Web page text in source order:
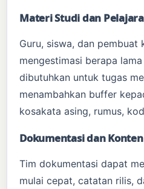
Materi Studi dan
Guru, siswa, dan pembuat
mengestimasi berapa
dibutuhkan untuk tugas
menambahkan buffer
kosakata asing, rumus,
Dokumentasi dan
Tim dokumentasi dapat
mulai cepat, catatan rilis,